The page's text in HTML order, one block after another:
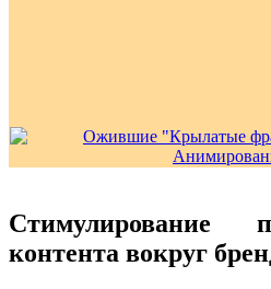
Стимулирование
контента вокруг